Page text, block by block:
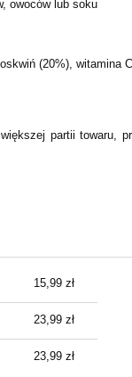
owoców lub soku
(20%), witamina C
partii
kosztów15,99 zł
23,99 zł
23,99 zł